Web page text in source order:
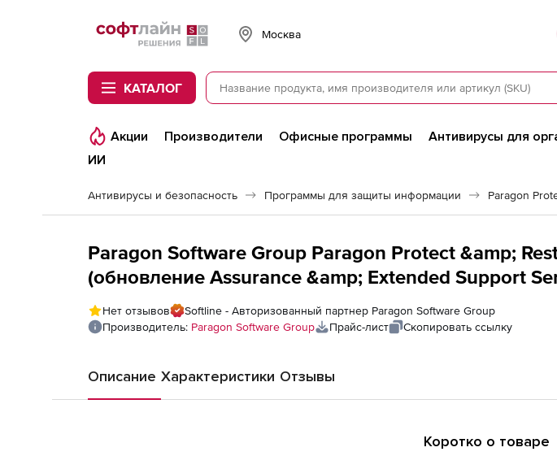
Softline
Москва
КАТАЛОГ
Акции Производители Офисные программы Антивирусы для
ИИ
Антивирусы и безопасность Программы для защиты информации Paragon
Paragon Software Group Paragon Protect &amp;
(обновление Assurance &amp; Extended Support
года),
Нет отзывов
Softline - Авторизованный партнер Paragon Software Group
Производитель: Paragon Software Group Прайс-лист Скопировать ссылку
Описание Характеристики Отзывы
Коротко о товаре